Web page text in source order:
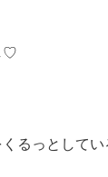
♡
るっとして